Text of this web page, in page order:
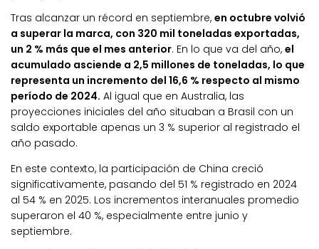
Tras alcanzar un récord en septiembre, en octubre volvió
a superar la marca, con 320 mil toneladas exportadas,
un 2 % más que el mes anterior. En lo que va del año, el
acumulado asciende a 2,5 millones de toneladas, lo que
representa un incremento del 16,6 % respecto al mismo
período de 2024. Al igual que en Australia, las
proyecciones iniciales del año situaban a Brasil con un
saldo exportable apenas un 3 % superior al registrado el
año pasado.
En este contexto, la participación de China creció
significativamente, pasando del 51 % registrado en 2024
al 54 % en 2025. Los incrementos interanuales promedio
superaron el 40 %, especialmente entre junio y
septiembre.